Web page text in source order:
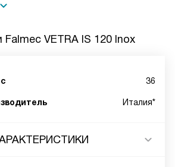
Falmec VETRA IS 120 Inox
36
Италия*